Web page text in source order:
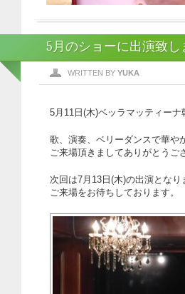
5月のショーに出演致し
WRITTEN BY YUKA
5月11日(木)ベッラマッティー
歌、演奏、ベリーダンスで華や
ご来場頂きましてありがとうご
次回は7月13日(木)の出演となり
ご来場をお待ちしております。